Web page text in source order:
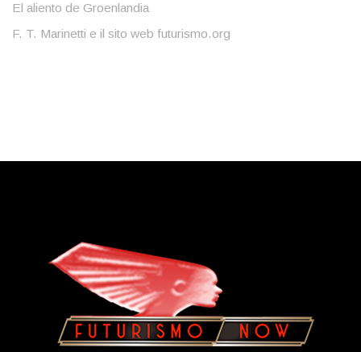
El aliento de Groenlandia
F. T. Marinetti e il sito web futurismo.org